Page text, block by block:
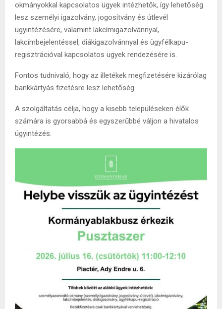
okmányokkal kapcsolatos ügyek intézhetők, így lehetőség
lesz személyi igazolvány, jogosítvány és útlevél
ügyintézésére, valamint lakcímigazolvánnyal,
lakcímbejelentéssel, diákigazolvánnyal és ügyfélkapu-
regisztrációval kapcsolatos ügyek rendezésére is.
Fontos tudnivaló, hogy az illetékek megfizetésére kizárólag
bankkártyás fizetésre lesz lehetőség.
A szolgáltatás célja, hogy a kisebb településeken élők
számára is gyorsabbá és egyszerűbbé váljon a hivatalos
ügyintézés.